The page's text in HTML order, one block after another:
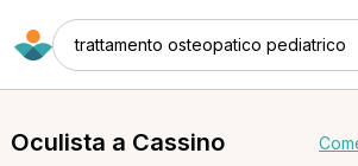
trattamento osteopatico pediatrico
Oculista a Cassino